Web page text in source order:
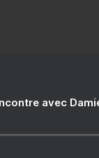
avec